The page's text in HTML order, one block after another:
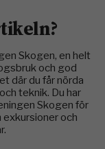
Skogen, en helt
och god
där du får nörda
teknik. Du har
Skogen för
exkursioner och